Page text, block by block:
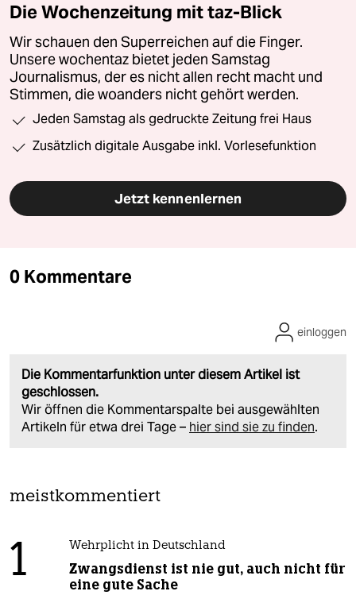
Die Wochenzeitung mit taz-Blick
Wir schauen den Superreichen auf die Finger.
Unsere wochentaz bietet jeden Samstag
Journalismus, der es nicht allen recht macht und
Stimmen, die woanders nicht gehört werden.
Jeden Samstag als gedruckte Zeitung frei Haus
Zusätzlich digitale Ausgabe inkl. Vorlesefunktion
Jetzt kennenlernen
0 Kommentare
Die Kommentarfunktion unter diesem Artikel ist
geschlossen.
Wir öffnen die Kommentarspalte bei ausgewählten
Artikeln für etwa drei Tage – hier sind sie zu finden.
einloggen
meistkommentiert
1 Wehrplicht in Deutschland
Zwangsdienst ist nie gut, auch nicht für
eine gute Sache